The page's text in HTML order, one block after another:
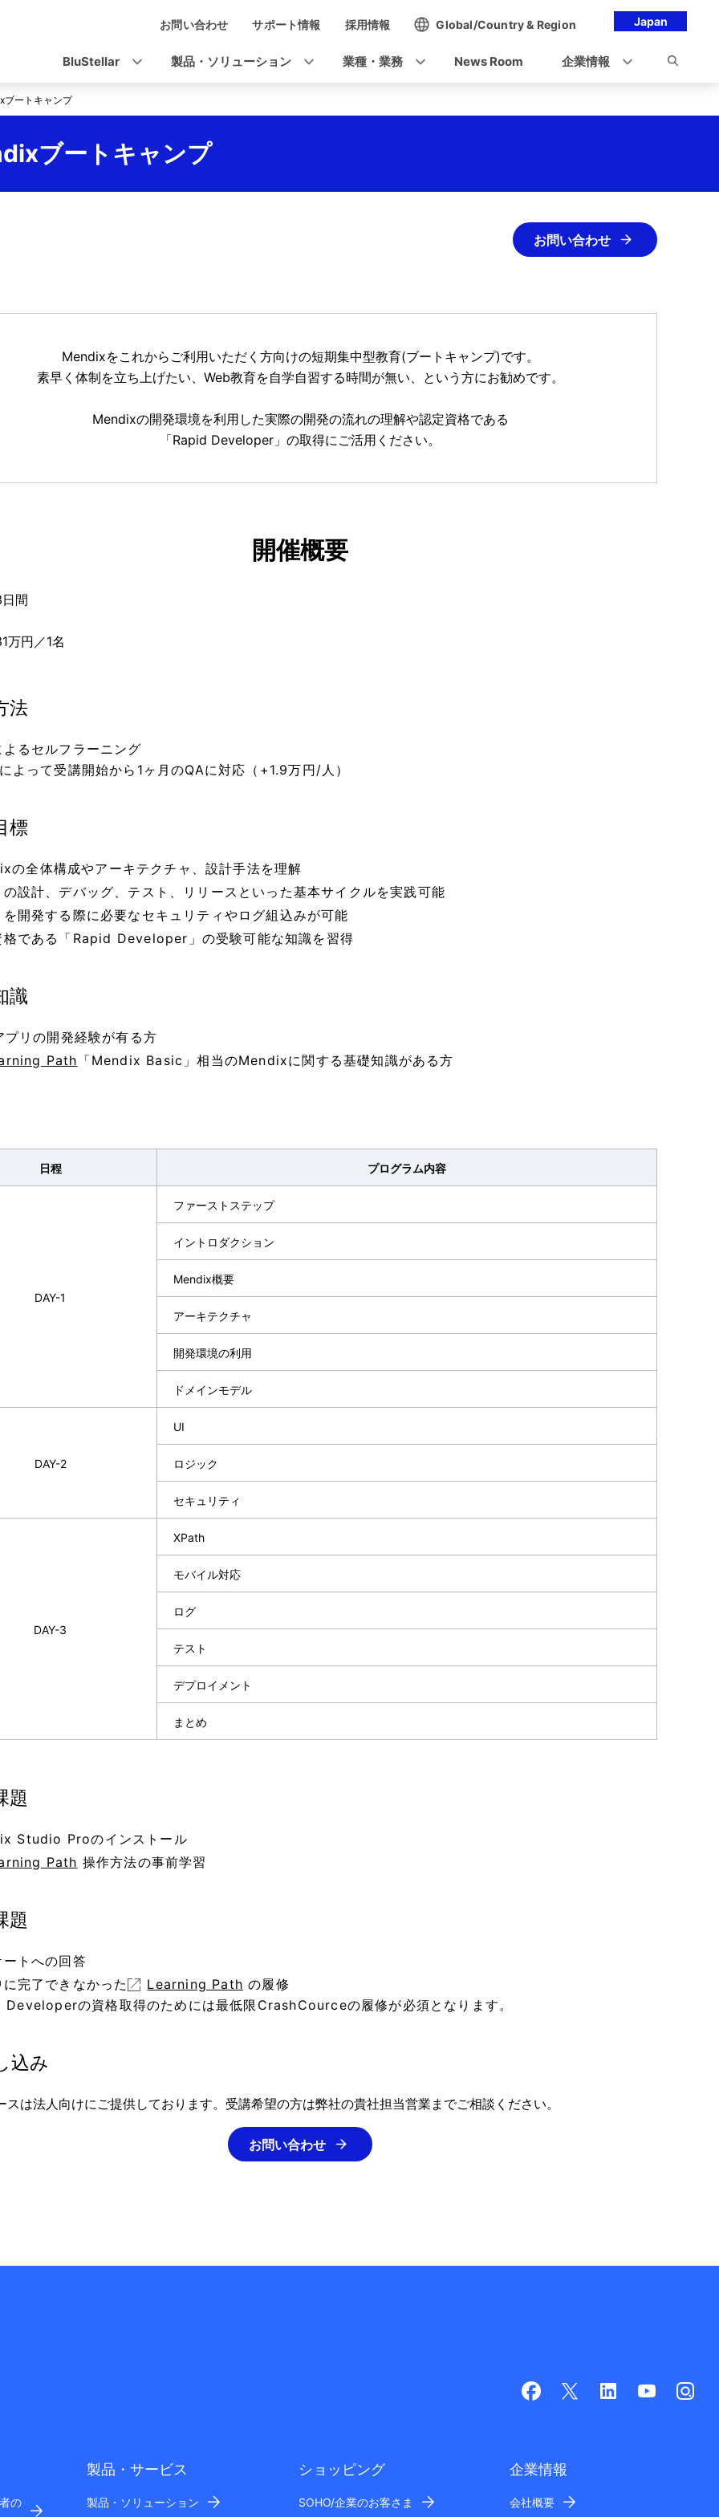
Japan
ゲ
ー
シ
お問い合わせ サポート情報 採用情報 Global/Country & Region
BluStellar 製品・ソリューション 業種・業務 News Room 企業情報
ブートキャンプ
ブートキャンプ
お問い合わせ
Mendixをこれからご利用いただく方向けの短期集中型教育(ブートキャンプ)です。
素早く体制を立ち上げたい、Web教育を自学自習する時間が無い、という方にお勧めです。
Mendixの開発環境を利用した実際の開発の流れの理解や認定資格である
「Rapid Developer」の取得にご活用ください。
開催概要
間
円／1名
法
るセルフラーニング
よって受講開始から1ヶ月のQAに対応（+1.9万円/人）
標
の全体構成やアーキテクチャ、設計手法を理解
の設計、デバッグ、テスト、リリースといった基本サイクルを実践可能
を開発する際に必要なセキュリティやログ組込みが可能
格である「Rapid Developer」の受験可能な知識を習得
識
プリの開発経験が有る方
Path 「Mendix Basic」相当のMendixに関する基礎知識がある方
日程 プログラム内容
DAY-1
ファーストステップ
イントロダクション
Mendix概要
アーキテクチャ
開発環境の利用
ドメインモデル
DAY-2
UI
ロジック
セキュリティ
DAY-3
XPath
モバイル対応
ログ
テスト
デプロイメント
まとめ
題
Studio Proのインストール
Path 操作方法の事前学習
題
ートへの回答
完了できなかった
Learning Path の履修
の資格取得のためには最低限CrashCourceの履修が必須となります。
込み
スは法人向けにご提供しております。受講希望の方は弊社の貴社担当営業までご相談ください。
お問い合わせ
の
製品・サービス
製品・ソリューション
ショッピング
SOHO/企業のお客さま
企業情報
会社概要